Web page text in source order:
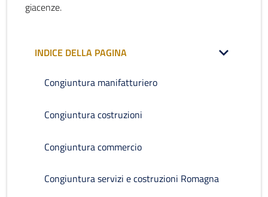
giacenze.
INDICE DELLA PAGINA
Congiuntura manifatturiero
Congiuntura costruzioni
Congiuntura commercio
Congiuntura servizi e costruzioni Romagna